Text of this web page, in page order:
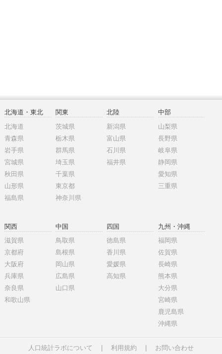
北海道・東北
北海道
青森県
岩手県
宮城県
秋田県
山形県
福島県
関東
茨城県
栃木県
群馬県
埼玉県
千葉県
東京都
神奈川県
北陸
新潟県
富山県
石川県
福井県
中部
山梨県
長野県
岐阜県
静岡県
愛知県
三重県
関西
滋賀県
京都府
大阪府
兵庫県
奈良県
和歌山県
中国
鳥取県
島根県
岡山県
広島県
山口県
四国
徳島県
香川県
愛媛県
高知県
九州・沖縄
福岡県
佐賀県
長崎県
熊本県
大分県
宮崎県
鹿児島県
沖縄県
人口統計ラボについて 利用規約 お問い合わせ